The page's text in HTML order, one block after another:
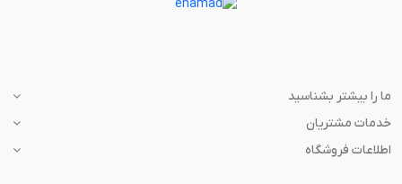
ما را بیشتر بشناسید
خدمات مشتریان
اطلاعات فروشگاه